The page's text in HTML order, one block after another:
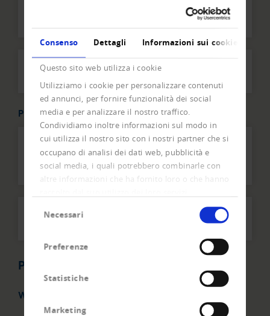
Consenso Dettagli Informazioni sui cookie
Questo sito web utilizza i cookie
Utilizziamo i cookie per personalizzare contenuti
ed annunci, per fornire funzionalità dei social
media e per analizzare il nostro traffico.
Condividiamo inoltre informazioni sul modo in
cui utilizza il nostro sito con i nostri partner che si
occupano di analisi dei dati web, pubblicità e
social media, i quali potrebbero combinarle con
altre informazioni che ha fornito loro o che hanno
delNecessari
Preferenze
Statistiche
Marketing
Per Presta e WooCommerce (347 KB)
Per Gambio (325 KB)
PlugIN's
Prospetto PepperShop (francese)
(280 KB)
Flyer Abashop (tedesco) (341 KB)
Panoramica delle versioni disponibili
Webshop
Senza
RiskCUBE